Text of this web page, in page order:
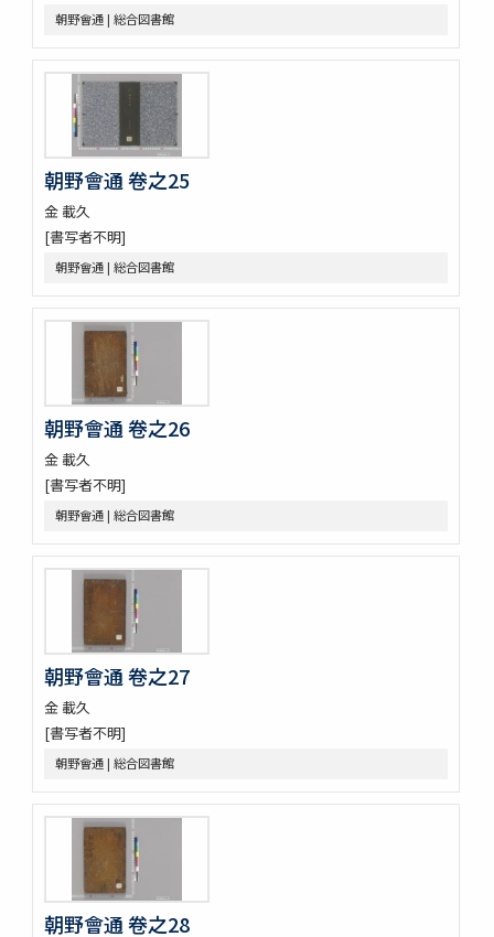
四溟堂大師集 7巻
三節遺稿 10巻附録1巻
玲瓏集 5巻
漫浪集 9巻
靜菴先生文集 8巻坿世系圖1巻年譜1巻
朱子學的 2巻
時庵集 9巻
醒翁先生遺稿 4巻
太虚亭集 3巻
袖香編 4巻
九天應元雷聲普化天尊説玉樞寳經 1巻首1巻坿符篆1巻
大韓明成皇后洪陵誌 1巻附記1巻
大慧普覺禪師書
演機新編 3巻
八代文抄 (存31巻)
選英
朝野會通
麗史提綱 23巻
元帥權公幸州大捷碑
訂老 2巻
金剛般若波羅蜜經 2巻 (存1巻)
江華地啚
治郡㫖訣 : 居官大略
興海邑誌
紀年便覧 8巻圖1巻
湖南邑誌
東國文獻備考 100巻首1巻
青野謾輯 (存9巻)
纂圖互註周禮 12巻經圖1巻
新増東國輿地勝覽 55巻
朝野會通 | 総合図書館
朝野會通 卷之25
金 載久
[書写者不明]
朝野會通 | 総合図書館
朝野會通 卷之26
金 載久
[書写者不明]
朝野會通 | 総合図書館
朝野會通 卷之27
金 載久
[書写者不明]
朝野會通 | 総合図書館
朝野會通 卷之28